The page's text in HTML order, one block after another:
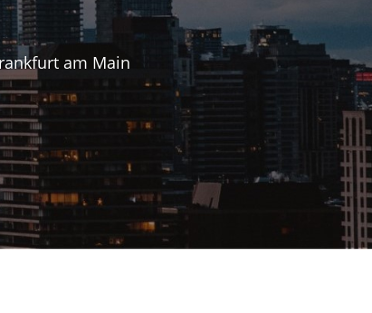
am Main